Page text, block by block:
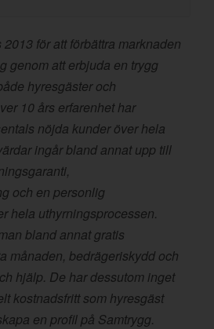
för att förbättra marknaden
genom att erbjuda en trygg
hyresgäster och
10 års erfarenhet har
nöjda kunder över hela
ingår bland annat upp till
och en personlig
hela uthyrningsprocessen.
bland annat gratis
månaden, bedrägeriskydd och
hjälp. De har dessutom inget
kostnadsfritt som hyresgäst
en profil på Samtrygg.